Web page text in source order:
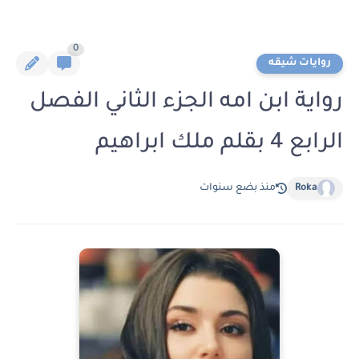
روايات شيقه
0
رواية ابن امه الجزء الثاني الفصل
الرابع 4 بقلم ملك ابراهيم
Roka منذ بضع سنوات